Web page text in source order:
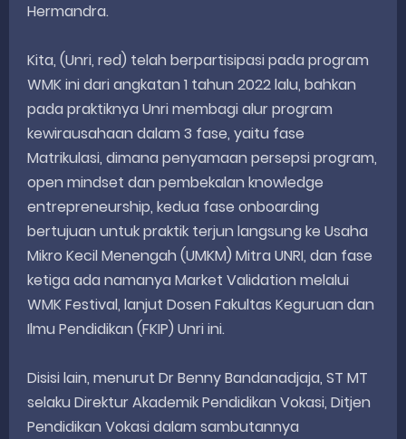
Hermandra.
Kita, (Unri, red) telah berpartisipasi pada program
WMK ini dari angkatan 1 tahun 2022 lalu, bahkan
pada praktiknya Unri membagi alur program
kewirausahaan dalam 3 fase, yaitu fase
Matrikulasi, dimana penyamaan persepsi program,
open mindset dan pembekalan knowledge
entrepreneurship, kedua fase onboarding
bertujuan untuk praktik terjun langsung ke Usaha
Mikro Kecil Menengah (UMKM) Mitra UNRI, dan fase
ketiga ada namanya Market Validation melalui
WMK Festival, lanjut Dosen Fakultas Keguruan dan
Ilmu Pendidikan (FKIP) Unri ini.
Disisi lain, menurut Dr Benny Bandanadjaja, ST MT
selaku Direktur Akademik Pendidikan Vokasi, Ditjen
Pendidikan Vokasi dalam sambutannya